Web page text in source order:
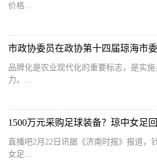
价格...
品牌化是农业现代化的重要标志，是实
力。...
直播吧2月22日讯据《济南时报》报道，
女足...